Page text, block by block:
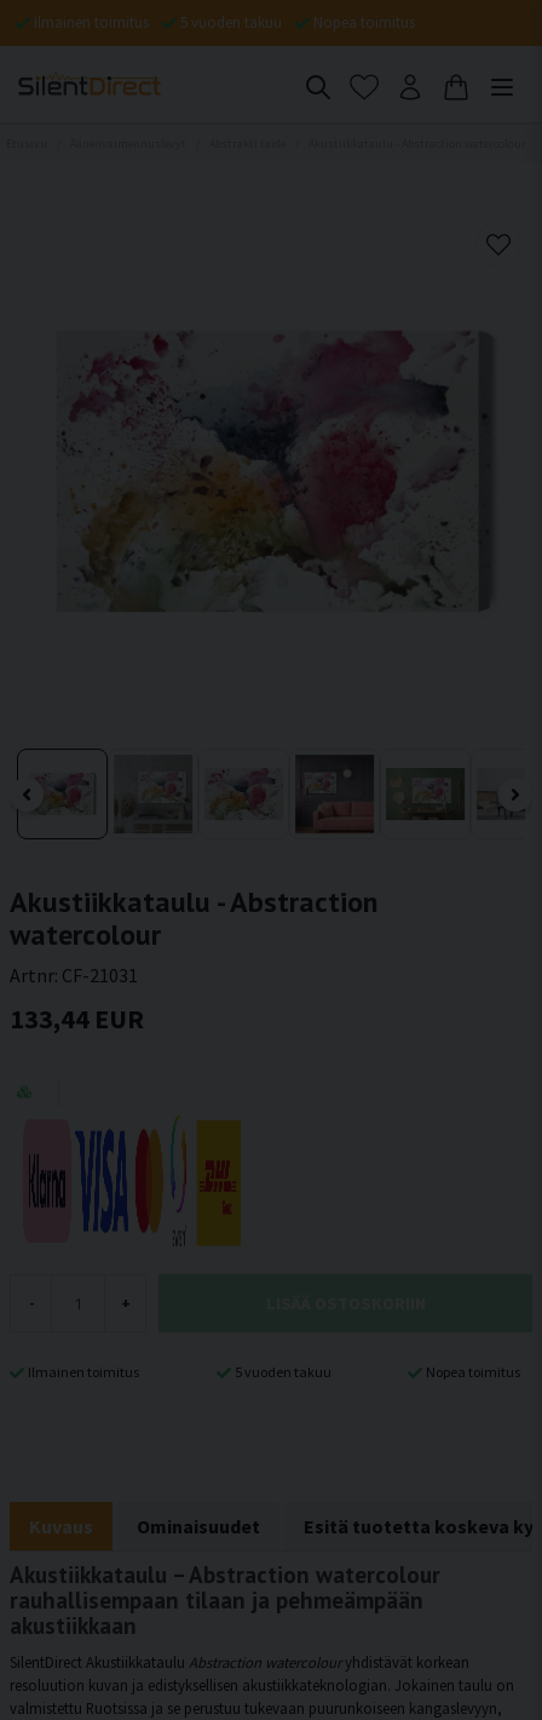
Ilmainen toimitus 5 vuoden takuu Nopea toimitus
Akustiikkataulu - Abstraction
watercolour
Artnr: CF-21031
133,44 EUR
- +
Ilmainen toimitus 5 vuoden takuu Nopea toimitus
Kuvaus Ominaisuudet Esitä tuotetta koskeva
Akustiikkataulu – Abstraction watercolour
rauhallisempaan tilaan ja pehmeämpään
akustiikkaan
SilentDirect Akustiikkataulu Abstraction watercolouryhdistävät korkean
resoluution kuvan ja edistyksellisen akustiikkateknologian. Jokainen taulu on
valmistettu Ruotsissa ja se perustuu tukevaan puurunkoiseen kangaslevyyn,